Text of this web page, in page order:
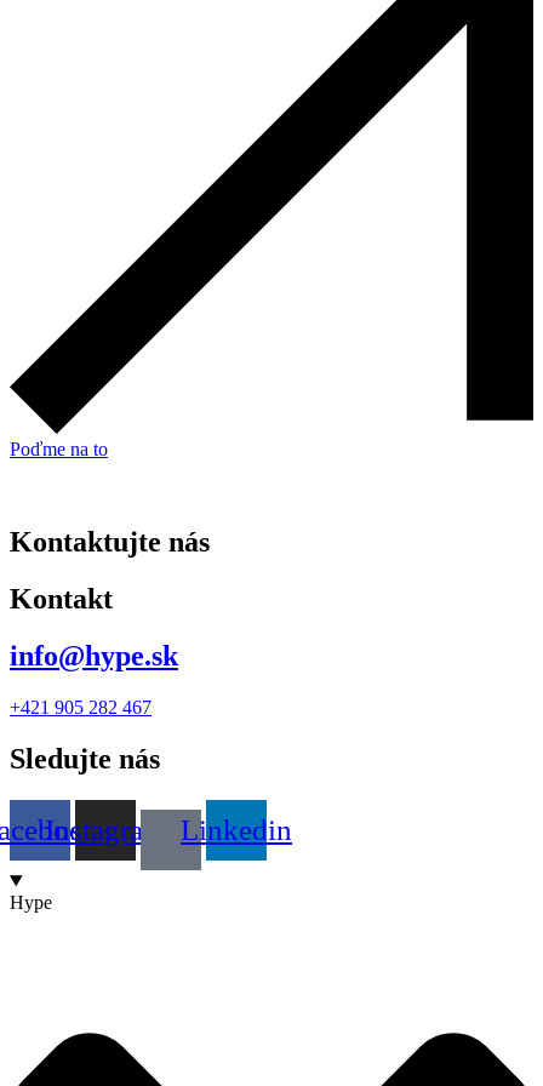
Poďme na to
Kontaktujte nás
Kontakt
info@hype.sk
+421 905 282 467
Sledujte nás
Instagram Linkedin
Hype